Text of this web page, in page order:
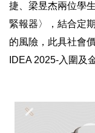
捷、梁昱杰兩位學
緊報器〉，結合定
的風險，此具社會
IDEA 2025-入圍及